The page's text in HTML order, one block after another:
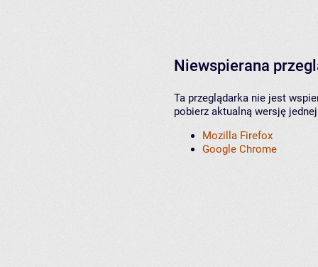
Niewspierana
Ta przeglądarka nie jest
pobierz aktualną wersję
Mozilla Firefox
Google Chrome